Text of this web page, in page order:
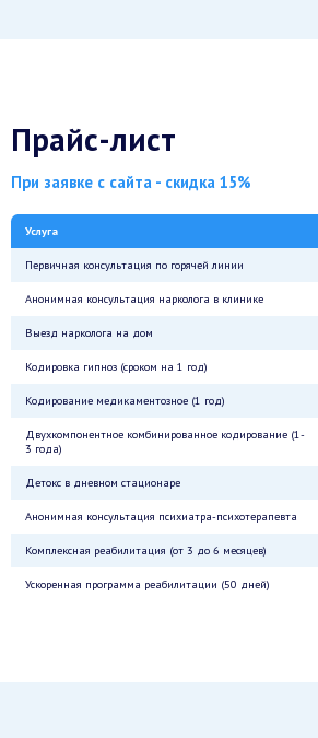
Прайс-лист
При заявке с сайта - скидка 15%
Услуга
Первичная консультация по горячей линии
Анонимная консультация нарколога в клинике
Выезд нарколога на дом
Кодировка гипноз (сроком на 1 год)
Кодирование медикаментозное (1 год)
Двухкомпонентное комбинированное кодирование (1-
3 года)
Детокс в дневном стационаре
Анонимная консультация психиатра-психотерапевта
Комплексная реабилитация (от 3 до 6 месяцев)
Ускоренная программа реабилитации (50 дней)